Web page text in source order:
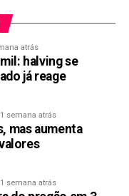
atrás
halving se
já reage
1 semana atrás
mas aumenta
1 semana atrás